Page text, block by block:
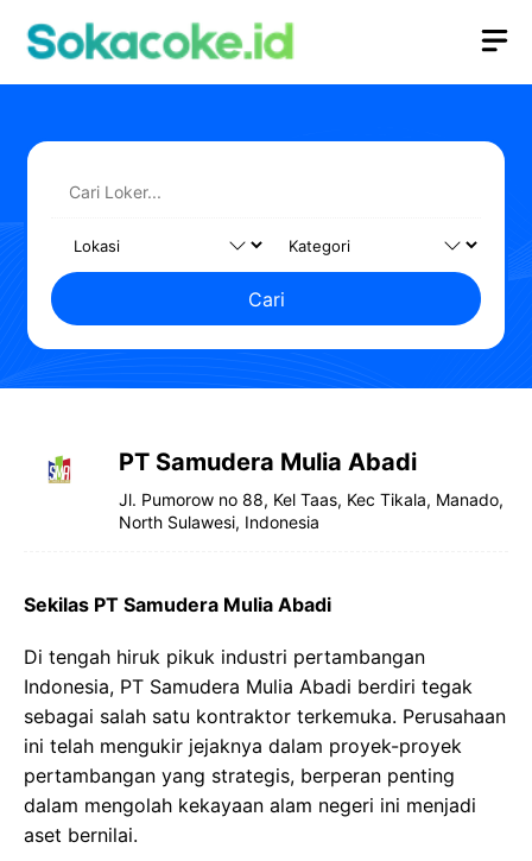
Cari
PT Samudera Mulia Abadi
Jl. Pumorow no 88, Kel Taas, Kec Tikala, Manado,
North Sulawesi, Indonesia
Sekilas PT Samudera Mulia Abadi
Di tengah hiruk pikuk industri pertambangan
Indonesia, PT Samudera Mulia Abadi berdiri tegak
sebagai salah satu kontraktor terkemuka. Perusahaan
ini telah mengukir jejaknya dalam proyek-proyek
pertambangan yang strategis, berperan penting
dalam mengolah kekayaan alam negeri ini menjadi
aset bernilai.